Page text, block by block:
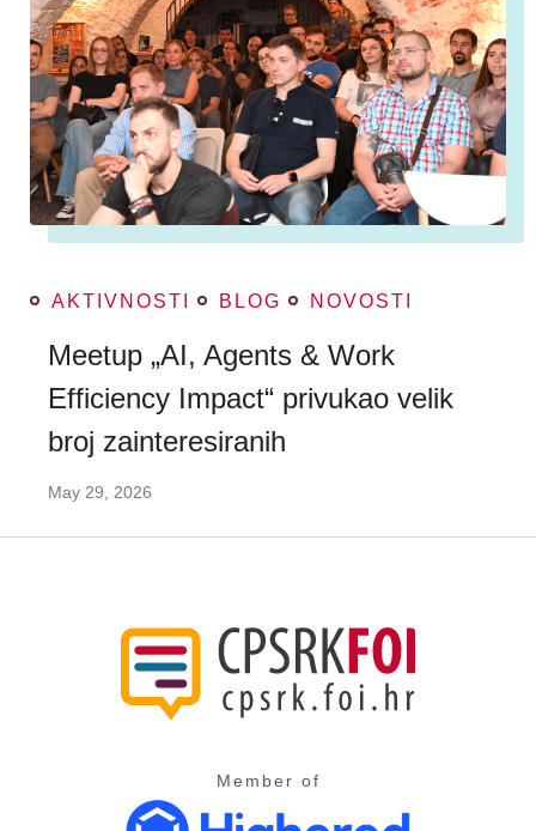
AKTIVNOSTI BLOG NOVOSTI
Meetup „AI, Agents & Work
Efficiency Impact“ privukao velik
broj zainteresiranih
May 29, 2026
Member of